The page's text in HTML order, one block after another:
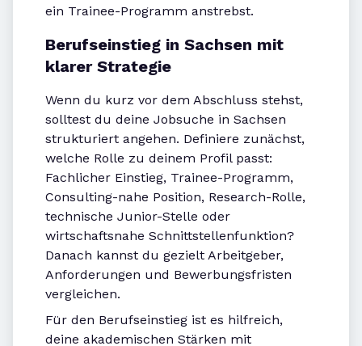
ein Trainee-Programm anstrebst.
Berufseinstieg in Sachsen mit
klarer Strategie
Wenn du kurz vor dem Abschluss stehst,
solltest du deine Jobsuche in Sachsen
strukturiert angehen. Definiere zunächst,
welche Rolle zu deinem Profil passt:
Fachlicher Einstieg, Trainee-Programm,
Consulting-nahe Position, Research-Rolle,
technische Junior-Stelle oder
wirtschaftsnahe Schnittstellenfunktion?
Danach kannst du gezielt Arbeitgeber,
Anforderungen und Bewerbungsfristen
vergleichen.
Für den Berufseinstieg ist es hilfreich,
deine akademischen Stärken mit